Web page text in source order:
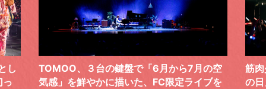
女帯、恒例の周年記念ライブ「#筋少
。今年は“「幻と想」5 LIVE”のFINAL
黒夢が「THE
銘打ったアリーナ